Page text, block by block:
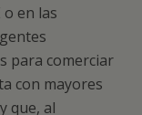
en las
para comerciar
con mayores
que, al